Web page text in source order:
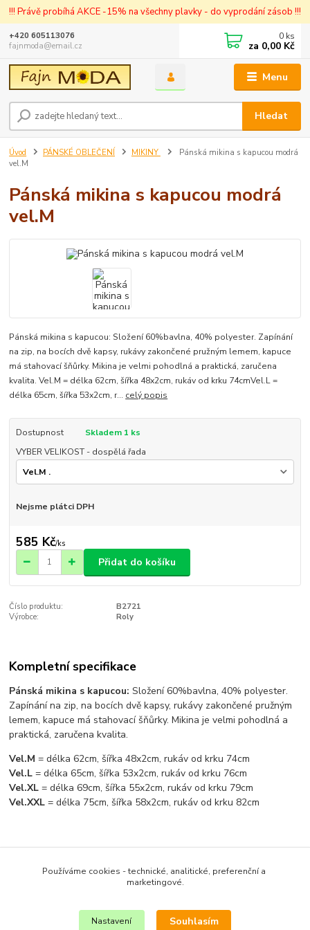
!!! Právě probíhá AKCE -15% na všechny plavky - do vyprodání zásob !!!
Menu
Hledat
+420 605113076
fajnmoda@email.cz
0 ks
za 0,00 Kč
Úvod PÁNSKÉ OBLEČENÍ MIKINY
Pánská mikina s kapucou modrá
vel.M
Pánská mikina s kapucou modrá
vel.M
Pánská mikina s kapucou: Složení 60%bavlna, 40% polyester. Zapínání
na zip, na bocích dvě kapsy, rukávy zakončené pružným lemem, kapuce
má stahovací šňůrky. Mikina je velmi pohodlná a praktická, zaručena
kvalita. Vel.M = délka 62cm, šířka 48x2cm, rukáv od krku 74cmVel.L =
délka 65cm, šířka 53x2cm, r... celý popis
Dostupnost
Skladem 1 ks
VYBER VELIKOST - dospělá řada
Nejsme plátci DPH
585 Kč/ks
Přidat do košíku
Číslo produktu:
B2721
Výrobce:
Roly
Kompletní specifikace
Pánská mikina s kapucou: Složení 60%bavlna, 40% polyester.
Zapínání na zip, na bocích dvě kapsy, rukávy zakončené pružným
lemem, kapuce má stahovací šňůrky. Mikina je velmi pohodlná a
praktická, zaručena kvalita.
Vel.M = délka 62cm, šířka 48x2cm, rukáv od krku 74cm
Vel.L= délka 65cm, šířka 53x2cm, rukáv od krku 76cm
Vel.XL = délka 69cm, šířka 55x2cm, rukáv od krku 79cm
Vel.XXL= délka 75cm, šířka 58x2cm, rukáv od krku 82cm
PÁNSKÉ OBLEČENÍ
Používáme cookies - technické, analitické, preferenční a
marketingové.
Nastavení Souhlasím